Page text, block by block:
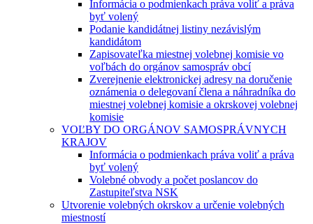
Informácia o podmienkach práva voliť a práva
byť volený
Podanie kandidátnej listiny nezávislým
kandidátom
Zapisovateľka miestnej volebnej komisie vo
voľbách do orgánov samospráv obcí
Zverejnenie elektronickej adresy na doručenie
oznámenia o delegovaní člena a náhradníka do
miestnej volebnej komisie a okrskovej volebnej
komisie
VOĽBY DO ORGÁNOV SAMOSPRÁVNYCH
KRAJOV
Informácia o podmienkach práva voliť a práva
byť volený
Volebné obvody a počet poslancov do
Zastupiteľstva NSK
Utvorenie volebných okrskov a určenie volebných
miestností